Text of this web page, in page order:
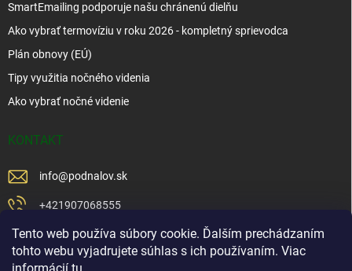
Tento web používa súbory cookie. Ďalším prechádzaním
tohto webu vyjadrujete súhlas s ich používaním. Viac
SmartEmailing podporuje našu chránenú dielňu
Ako vybrať termovíziu v roku 2026 - kompletný sprievodca
Plán obnovy (EÚ)
Tipy využitia nočného videnia
Ako vybrať nočné videnie
KONTAKT
info@podnalov.sk
+421907068555
+421902479599
https://www.facebook.com/www.podnalov.sk